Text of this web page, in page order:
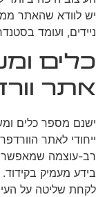
יש לוודא שהאתר
ניידים, ועומד
כלים
אתר
ישנם מספר כלים
ייחודי לאתר
רב-עוצמה שמאפשר
בידע מעמיק
לקחת שליטה על